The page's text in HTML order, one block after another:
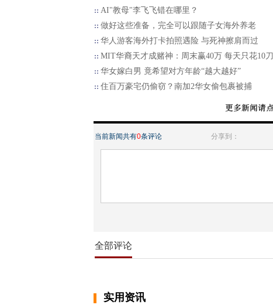
AI"教母"李飞飞错在哪里？
做好这些准备，完全可以跟随子女海外养老
华人游客海外打卡拍照遇险 与死神擦肩而过
MIT华裔天才成赌神：周末赢40万 每天只花10刀
华女嫁白男 竟希望对方年龄“越大越好”
住百万豪宅仍偷窃？南加2华女偷包裹被捕
当前新闻共有0条评论 分享到：
全部评论
实用资讯